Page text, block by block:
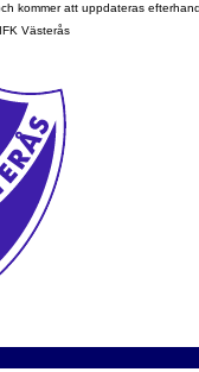
kommer att uppdateras
IFK Västerås